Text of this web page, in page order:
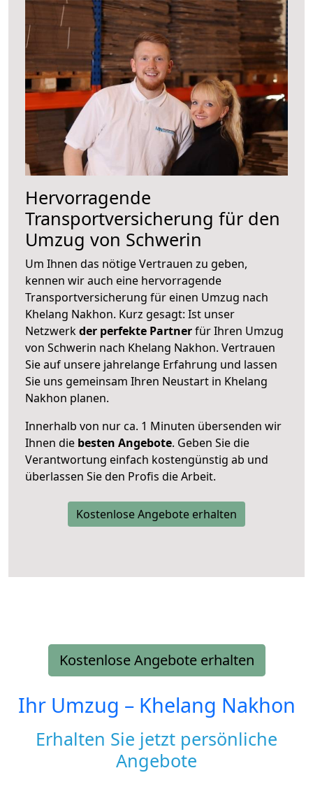
Hervorragende
Transportversicherung für den
Umzug von Schwerin
Um Ihnen das nötige Vertrauen zu geben,
kennen wir auch eine hervorragende
Transportversicherung für einen Umzug nach
Khelang Nakhon. Kurz gesagt: Ist unser
Netzwerkder perfekte Partnerfür Ihren Umzug
von Schwerin nach Khelang Nakhon. Vertrauen
Sie auf unsere jahrelange Erfahrung und lassen
Sie uns gemeinsam Ihren Neustart in Khelang
Nakhon planen.
Innerhalb von nur ca. 1 Minuten übersenden wir
Ihnen die besten Angebote. Geben Sie die
Verantwortung einfach kostengünstig ab und
überlassen Sie den Profis die Arbeit.
Kostenlose Angebote erhalten
Kostenlose Angebote erhalten
Ihr Umzug – Khelang Nakhon
Erhalten Sie jetzt persönliche
Angebote